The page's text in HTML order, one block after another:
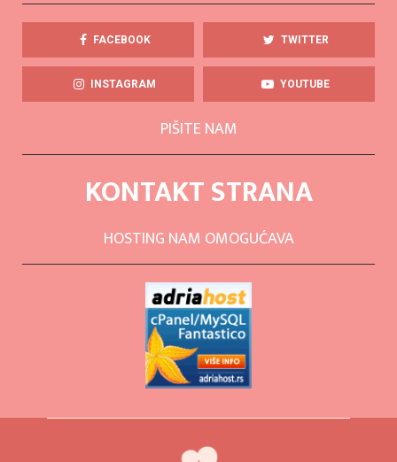
FACEBOOK TWITTER
INSTAGRAM YOUTUBE
PIŠITE NAM
KONTAKT STRANA
HOSTING NAM OMOGUĆAVA